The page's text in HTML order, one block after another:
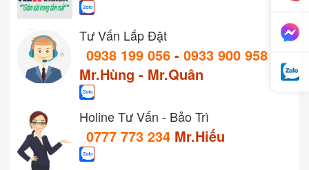
Tư Vấn Lắp Đặt
0938 199 056 - 0933 900 958
Mr.Hùng - Mr.Quân
Holine Tư Vấn - Bảo Trì
0777 773 234 Mr.Hiếu